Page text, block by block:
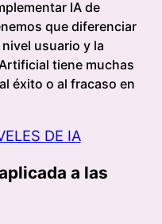
IA de
que diferenciar
usuario y la
tiene muchas
éxito o al fracaso en
DE IA
a las